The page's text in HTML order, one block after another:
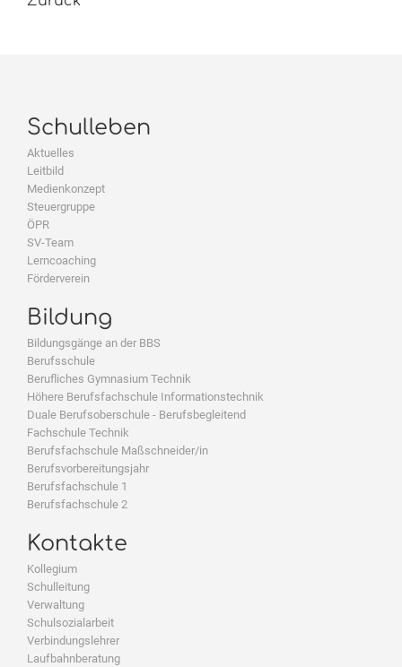
Schulleben
Aktuelles
Leitbild
Medienkonzept
Steuergruppe
ÖPR
SV-Team
Lerncoaching
Förderverein
Bildung
Bildungsgänge an der BBS
Berufsschule
Berufliches Gymnasium Technik
Höhere Berufsfachschule Informationstechnik
Duale Berufsoberschule - Berufsbegleitend
Fachschule Technik
Berufsfachschule Maßschneider/in
Berufsvorbereitungsjahr
Berufsfachschule 1
Berufsfachschule 2
Kontakte
Kollegium
Schulleitung
Verwaltung
Schulsozialarbeit
Verbindungslehrer
Laufbahnberatung